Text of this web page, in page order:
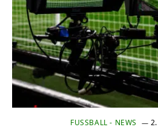
FUSSBALL - NEWS